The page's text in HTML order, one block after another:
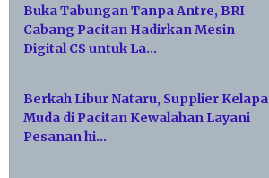
Buka Tabungan Tanpa Antre, BRI
Cabang Pacitan Hadirkan Mesin
Digital CS untuk La…
Berkah Libur Nataru, Supplier Kelapa
Muda di Pacitan Kewalahan Layani
Pesanan hi…